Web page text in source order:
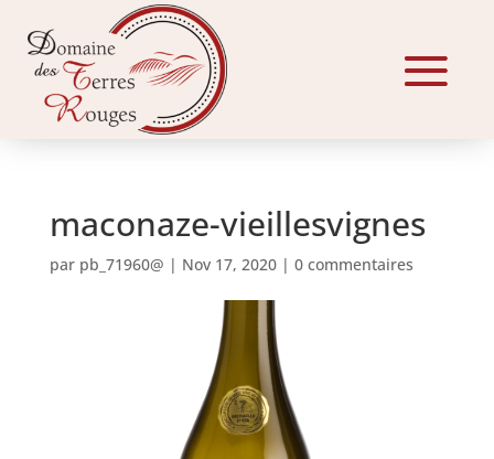
maconaze-vieillesvignes
par pb_71960@ | Nov 17, 2020| 0 commentaires